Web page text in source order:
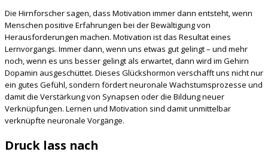
Die Hirnforscher sagen, dass Motivation immer dann entsteht, wenn
Menschen positive Erfahrungen bei der Bewältigung von
Herausforderungen machen. Motivation ist das Resultat eines
Lernvorgangs. Immer dann, wenn uns etwas gut gelingt – und mehr
noch, wenn es uns besser gelingt als erwartet, dann wird im Gehirn
Dopamin ausgeschüttet. Dieses Glückshormon verschafft uns nicht nur
ein gutes Gefühl, sondern fördert neuronale Wachstumsprozesse und
damit die Verstärkung von Synapsen oder die Bildung neuer
Verknüpfungen. Lernen und Motivation sind damit unmittelbar
verknüpfte neuronale Vorgänge.
Druck lass nach